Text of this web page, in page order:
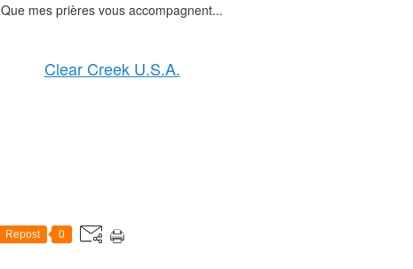
Que mes prières vous accompagnent...
Clear Creek U.S.A.
Repost 0